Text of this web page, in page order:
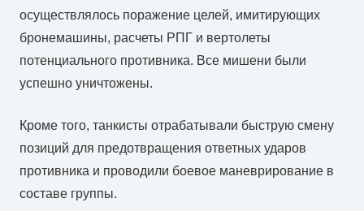
осуществлялось поражение целей, имитирующих
бронемашины, расчеты РПГ и вертолеты
потенциального противника. Все мишени были
успешно уничтожены.
Кроме того, танкисты отрабатывали быструю смену
позиций для предотвращения ответных ударов
противника и проводили боевое маневрирование в
составе группы.